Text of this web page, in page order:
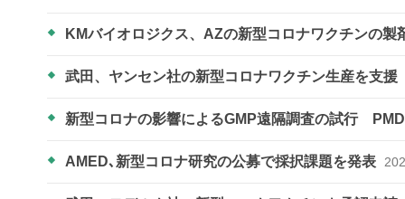
KMバイオロジクス、AZの新型コロナワクチンの製
武田、ヤンセン社の新型コロナワクチン生産を支
新型コロナの影響によるGMP遠隔調査の試行
AMED､新型コロナ研究の公募で採択課題を発表